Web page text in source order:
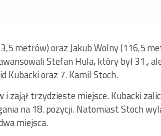
metrów) oraz Jakub Wolny (116,5
Stefan Hula, który był 31.,
Kubacki oraz 7. Kamil Stoch.
zajął trzydzieste miejsce. Kubacki
na 18. pozycji. Natomiast Stoch
miejsca.